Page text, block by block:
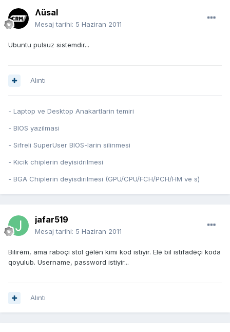
Ʌüsal
Mesaj tarihi: 5 Haziran 2011
Ubuntu pulsuz sistemdir...
Alıntı
- Laptop ve Desktop Anakartlarin temiri
- BIOS yazilmasi
- Sifreli SuperUser BIOS-larin silinmesi
- Kicik chiplerin deyisidrilmesi
- BGA Chiplerin deyisdirilmesi (GPU/CPU/FCH/PCH/HM ve s)
jafar519
Mesaj tarihi: 5 Haziran 2011
Bilirəm, ama raboçi stol gələn kimi kod istiyir. Elə bil istifadəçi koda
qoyulub. Username, password istiyir...
Alıntı